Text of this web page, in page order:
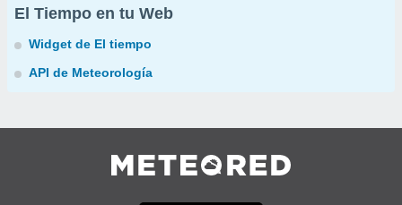
El Tiempo en tu Web
Widget de El tiempo
API de Meteorología